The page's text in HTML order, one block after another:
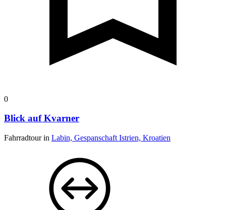
0
Blick auf Kvarner
Fahrradtour in Labin, Gespanschaft Istrien, Kroatien